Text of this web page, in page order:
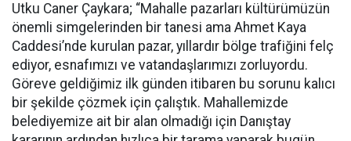
Utku Caner Çaykara; “Mahalle pazarları kültürümüzün
önemli simgelerinden bir tanesi ama Ahmet Kaya
Caddesi’nde kurulan pazar, yıllardır bölge trafiğini felç
ediyor, esnafımızı ve vatandaşlarımızı zorluyordu.
Göreve geldiğimiz ilk günden itibaren bu sorunu kalıcı
bir şekilde çözmek için çalıştık. Mahallemizde
belediyemize ait bir alan olmadığı için Danıştay